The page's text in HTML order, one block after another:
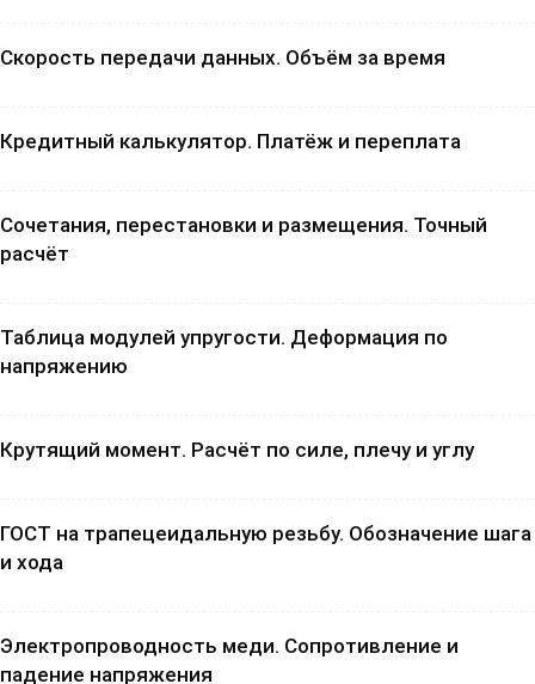
Скорость передачи данных. Объём за время
Кредитный калькулятор. Платёж и переплата
Сочетания, перестановки и размещения. Точный
расчёт
Таблица модулей упругости. Деформация по
напряжению
Крутящий момент. Расчёт по силе, плечу и углу
ГОСТ на трапецеидальную резьбу. Обозначение шага
и хода
Электропроводность меди. Сопротивление и
падение напряжения